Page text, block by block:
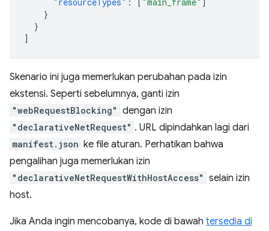
}
}
]
Skenario ini juga memerlukan perubahan pada izin
ekstensi. Seperti sebelumnya, ganti izin
"webRequestBlocking" dengan izin
"declarativeNetRequest" . URL dipindahkan lagi dari
manifest.json ke file aturan. Perhatikan bahwa
pengalihan juga memerlukan izin
"declarativeNetRequestWithHostAccess" selain izin
host.
Jika Anda ingin mencobanya, kode di bawah tersedia di